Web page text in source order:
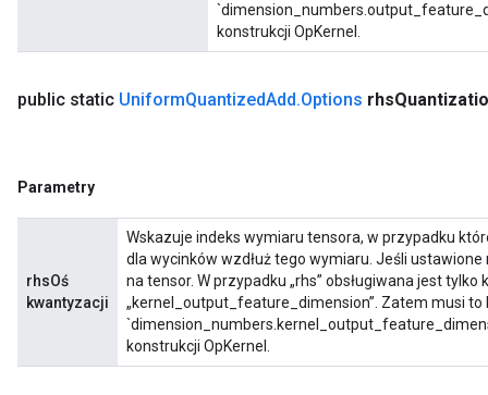
konstrukcji OpKernel.
public static UniformQuantizedAdd.Options rhs
Parametry
rhsOś
kwantyzacji
Wskazuje indeks wymiaru tensora, w przypadku
dla wycinków wzdłuż tego wymiaru. Jeśli
na tensor. W przypadku „rhs” obsługiwana jest
„kernel_output_feature_dimension”. Zatem musi to
konstrukcji OpKernel.